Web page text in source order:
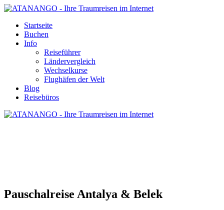
Startseite
Buchen
Info
Reiseführer
Ländervergleich
Wechselkurse
Flughäfen der Welt
Blog
Reisebüros
Pauschalreise Antalya & Belek